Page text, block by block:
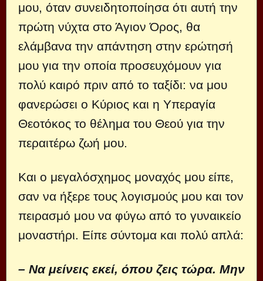
μου, όταν συνειδητοποίησα ότι αυτή την
πρώτη νύχτα στο Άγιον Όρος, θα
ελάμβανα την απάντηση στην ερώτησή
μου για την οποία προσευχόμουν για
πολύ καιρό πριν από το ταξίδι: να μου
φανερώσει ο Κύριος και η Υπεραγία
Θεοτόκος το θέλημα του Θεού για την
περαιτέρω ζωή μου.
Και ο μεγαλόσχημος μοναχός μου είπε,
σαν να ήξερε τους λογισμούς μου και τον
πειρασμό μου να φύγω από το γυναικείο
μοναστήρι. Είπε σύντομα και πολύ απλά:
– Να μείνεις εκεί, όπου ζεις τώρα. Μην